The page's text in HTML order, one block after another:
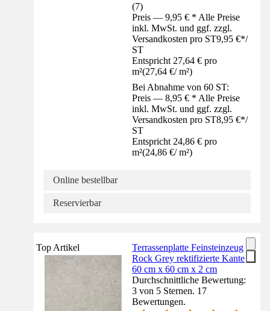
(7)
Preis — 9,95 € * Alle Preise
inkl. MwSt. und ggf. zzgl.
Versandkosten pro ST9,95 €*/
ST
Entspricht 27,64 € pro
m²(27,64 €/ m²)
Bei Abnahme von 60 ST:
Preis — 8,95 € * Alle Preise
inkl. MwSt. und ggf. zzgl.
Versandkosten pro ST8,95 €*/
ST
Entspricht 24,86 € pro
m²(24,86 €/ m²)
Online bestellbar
Reservierbar
Top Artikel
Terrassenplatte Feinsteinzeug
Rock Grey rektifizierte Kante
60 cm x 60 cm x 2 cm
Durchschnittliche Bewertung:
3 von 5 Sternen. 17
Bewertungen.